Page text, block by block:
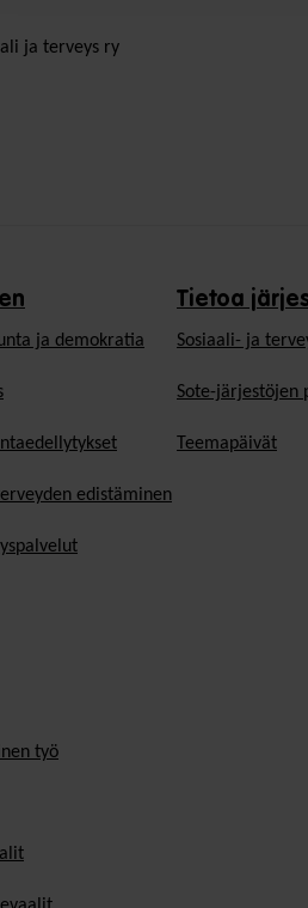
ja terveys ry
ja demokratia
edistäminen
työ
Tietoa
Sosiaali- ja
Sote-järjestöjen
Teemapäivät